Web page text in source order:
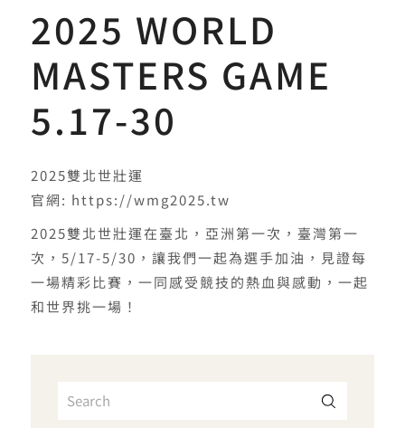
2025 WORLD
MASTERS GAME
5.17-30
2025雙北世壯運
官網: https://wmg2025.tw
2025雙北世壯運在臺北，亞洲第一次，臺灣第一
次，5/17-5/30，讓我們一起為選手加油，見證每
一場精彩比賽，一同感受競技的熱血與感動，一起
和世界挑一場！